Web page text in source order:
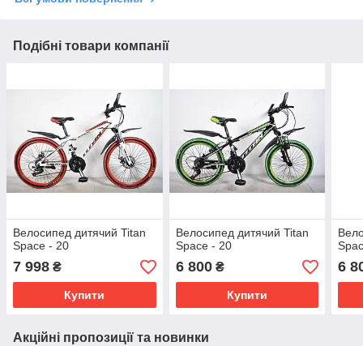
Подібні товари компанії
Велосипед дитячий Titan
Space - 20
7 998 ₴
Купити
Велосипед дитячий Titan
Space - 20
6 800₴
Купити
6
Акційні пропозиції та новинки